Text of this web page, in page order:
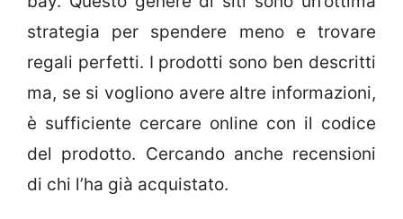
strategia per spendere meno e trovare
regali perfetti. I prodotti sono ben descritti
ma, se si vogliono avere altre informazioni,
è sufficiente cercare online con il codice
del prodotto. Cercando anche recensioni
di chi l’ha già acquistato.